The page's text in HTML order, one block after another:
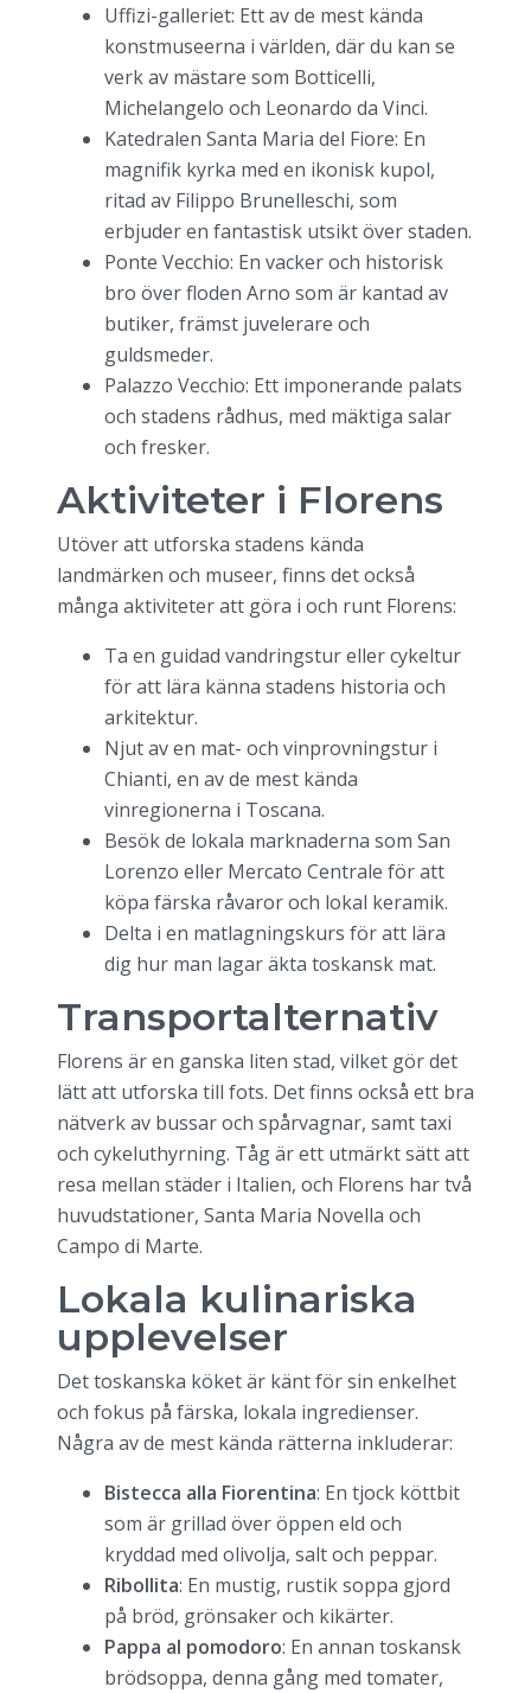
Uffizi-galleriet: Ett av de mest kända
konstmuseerna i världen, där du kan se
verk av mästare som Botticelli,
Michelangelo och Leonardo da Vinci.
Katedralen Santa Maria del Fiore: En
magnifik kyrka med en ikonisk kupol,
ritad av Filippo Brunelleschi, som
erbjuder en fantastisk utsikt över staden.
Ponte Vecchio: En vacker och historisk
bro över floden Arno som är kantad av
butiker, främst juvelerare och
guldsmeder.
Palazzo Vecchio: Ett imponerande palats
och stadens rådhus, med mäktiga salar
och fresker.
Aktiviteter i Florens
Utöver att utforska stadens kända
landmärken och museer, finns det också
många aktiviteter att göra i och runt Florens:
Ta en guidad vandringstur eller cykeltur
för att lära känna stadens historia och
arkitektur.
Njut av en mat- och vinprovningstur i
Chianti, en av de mest kända
vinregionerna i Toscana.
Besök de lokala marknaderna som San
Lorenzo eller Mercato Centrale för att
köpa färska råvaror och lokal keramik.
Delta i en matlagningskurs för att lära
dig hur man lagar äkta toskansk mat.
Transportalternativ
Florens är en ganska liten stad, vilket gör det
lätt att utforska till fots. Det finns också ett bra
nätverk av bussar och spårvagnar, samt taxi
och cykeluthyrning. Tåg är ett utmärkt sätt att
resa mellan städer i Italien, och Florens har två
huvudstationer, Santa Maria Novella och
Campo di Marte.
Lokala kulinariska
upplevelser
Det toskanska köket är känt för sin enkelhet
och fokus på färska, lokala ingredienser.
Några av de mest kända rätterna inkluderar:
Bistecca alla Fiorentina: En tjock köttbit
som är grillad över öppen eld och
kryddad med olivolja, salt och peppar.
Ribollita: En mustig, rustik soppa gjord
på bröd, grönsaker och kikärter.
Pappa al pomodoro: En annan toskansk
brödsoppa, denna gång med tomater,